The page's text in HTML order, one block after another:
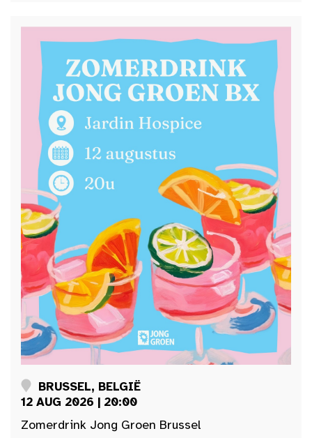
BRUSSEL, BELGIË
12 AUG 2026 | 20:00
Zomerdrink Jong Groen Brussel